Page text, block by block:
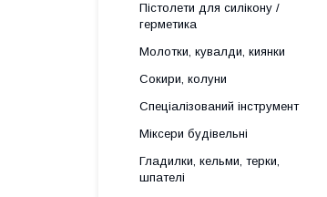
Пістолети для силікону /
герметика
Молотки, кувалди, киянки
Сокири, колуни
Спеціалізований інструмент
Міксери будівельні
Гладилки, кельми, терки,
шпателі